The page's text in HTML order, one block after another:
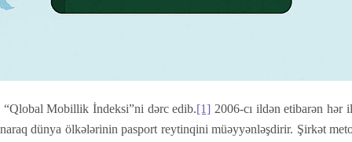
Mobillik İndeksi”ni dərc edib.[1] 2006-cı ildən etibarən hər
dünya ölkələrinin pasport reytinqini müəyyənləşdirir. Şirkət